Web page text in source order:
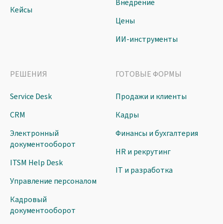
Кейсы
Внедрение
Цены
ИИ-инструменты
РЕШЕНИЯ
Service Desk
CRM
Электронный
документооборот
ITSM Help Desk
Управление персоналом
Кадровый
документооборот
ГОТОВЫЕ ФОРМЫ
Продажи и клиенты
Кадры
Финансы и бухгалтерия
HR и рекрутинг
IT и разработка